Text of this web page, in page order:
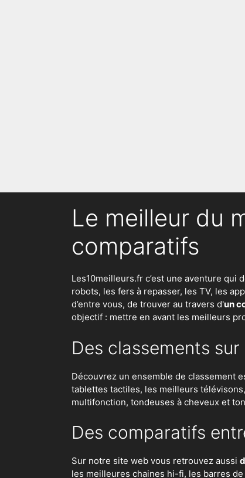
Le meilleur du
comparatifs
Les10meilleurs.fr c’est une aventure
robots, les fers à repasser, les TV, les
d’entre vous, de trouver au travers d'un
objectif : mettre en avant les meilleurs
Des classements
Découvrez un ensemble de classement
tablettes tactiles, les meilleurs
multifonction, tondeuses à cheveux et
Des comparatifs
Sur notre site web vous retrouvez aussi
les meilleures chaines hi-fi, les barres